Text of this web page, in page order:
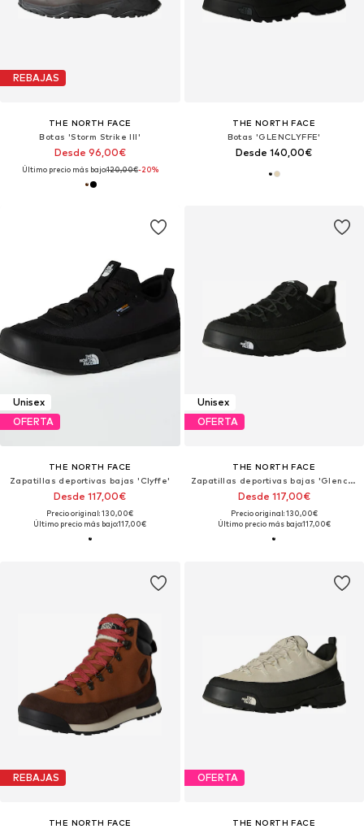
REBAJAS
THE NORTH FACE
Botas 'Storm Strike III'
Desde 96,00€
Último precio más bajo:120,00€-20%
THE NORTH FACE
Botas 'GLENCLYFFE'
Desde 140,00€
Unisex
OFERTA
THE NORTH FACE
Zapatillas deportivas bajas 'Clyffe'
Desde 117,00€
Precio original: 130,00€
Último precio más bajo:117,00€
Unisex
OFERTA
THE NORTH FACE
Zapatillas deportivas bajas 'Glenclyffe Urban'
Desde 117,00€
Precio original: 130,00€
Último precio más bajo:117,00€
REBAJAS
THE NORTH FACE
OFERTA
THE NORTH FACE